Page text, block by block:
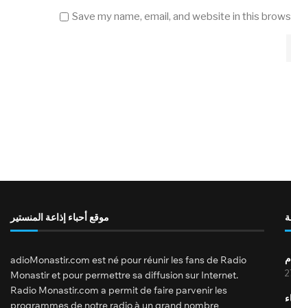
Save my name, email, and website in this
موقع أحباء إذاعة المنستير
adioMonastir.com est né pour réunir les fans de Radio
Monastir et pour permettre sa diffusion sur Internet.
Radio Monastir.com a permit de faire parvenir les
programmes de notre radio à un grand nombre